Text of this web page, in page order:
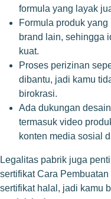
formula yang layak
Formula produk
brand lain, sehingga
kuat.
Proses perizinan
dibantu, jadi kamu
birokrasi.
Ada dukungan
termasuk video
konten media sosial
Legalitas pabrik juga
sertifikat Cara
sertifikat halal, jadi kamu